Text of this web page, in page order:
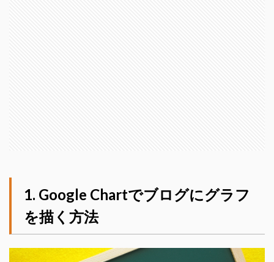
Google Chartでブログにグラフ
を描く方法